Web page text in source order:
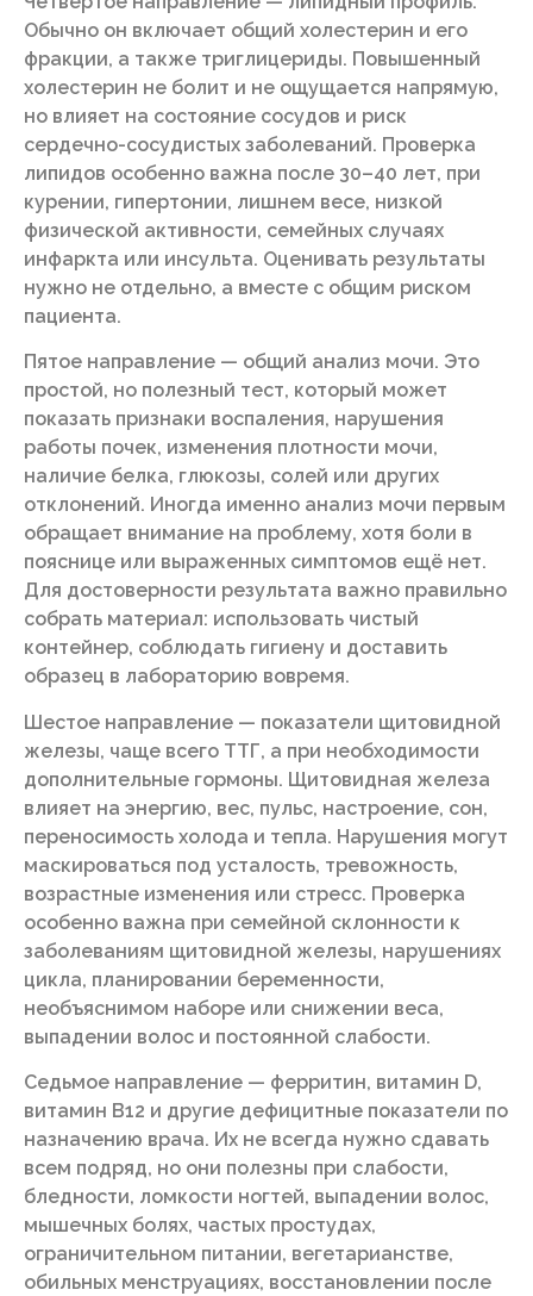
Обычно он включает общий холестерин и его
фракции, а также триглицериды. Повышенный
холестерин не болит и не ощущается напрямую,
но влияет на состояние сосудов и риск
сердечно-сосудистых заболеваний. Проверка
липидов особенно важна после 30–40 лет, при
курении, гипертонии, лишнем весе, низкой
физической активности, семейных случаях
инфаркта или инсульта. Оценивать результаты
нужно не отдельно, а вместе с общим риском
пациента.
Пятое направление — общий анализ мочи. Это
простой, но полезный тест, который может
показать признаки воспаления, нарушения
работы почек, изменения плотности мочи,
наличие белка, глюкозы, солей или других
отклонений. Иногда именно анализ мочи первым
обращает внимание на проблему, хотя боли в
пояснице или выраженных симптомов ещё нет.
Для достоверности результата важно правильно
собрать материал: использовать чистый
контейнер, соблюдать гигиену и доставить
образец в лабораторию вовремя.
Шестое направление — показатели щитовидной
железы, чаще всего ТТГ, а при необходимости
дополнительные гормоны. Щитовидная железа
влияет на энергию, вес, пульс, настроение, сон,
переносимость холода и тепла. Нарушения могут
маскироваться под усталость, тревожность,
возрастные изменения или стресс. Проверка
особенно важна при семейной склонности к
заболеваниям щитовидной железы, нарушениях
цикла, планировании беременности,
необъяснимом наборе или снижении веса,
выпадении волос и постоянной слабости.
Седьмое направление — ферритин, витамин D,
витамин B12 и другие дефицитные показатели по
назначению врача. Их не всегда нужно сдавать
всем подряд, но они полезны при слабости,
бледности, ломкости ногтей, выпадении волос,
мышечных болях, частых простудах,
ограничительном питании, вегетарианстве,
обильных менструациях, восстановлении после